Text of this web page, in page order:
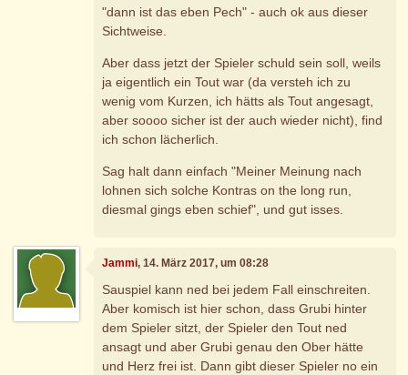
"dann ist das eben Pech" - auch ok aus dieser
Sichtweise.
Aber dass jetzt der Spieler schuld sein soll, weils
ja eigentlich ein Tout war (da versteh ich zu
wenig vom Kurzen, ich hätts als Tout angesagt,
aber soooo sicher ist der auch wieder nicht), find
ich schon lächerlich.
Sag halt dann einfach "Meiner Meinung nach
lohnen sich solche Kontras on the long run,
diesmal gings eben schief", und gut isses.
Jammi, 14. März 2017, um 08:28
Sauspiel kann ned bei jedem Fall einschreiten.
Aber komisch ist hier schon, dass Grubi hinter
dem Spieler sitzt, der Spieler den Tout ned
ansagt und aber Grubi genau den Ober hätte
und Herz frei ist. Dann gibt dieser Spieler no ein